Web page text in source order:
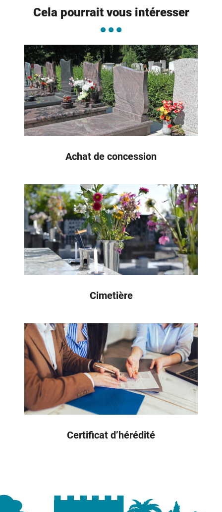
Cela pourrait vous intéresser
Achat de concession
Cimetière
Certificat d’hérédité